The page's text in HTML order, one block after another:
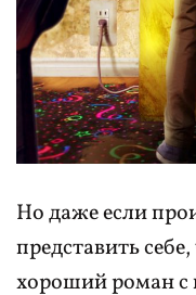
Но даже если
представить
хороший роман